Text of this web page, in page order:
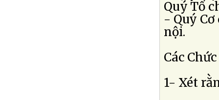
Quý Tổ
- Quý
nội.
Các
1- Xét